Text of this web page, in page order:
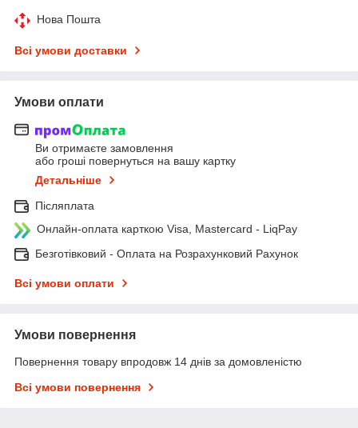
Нова Пошта
Всі умови доставки
Умови оплати
Ви отримаєте замовлення
або гроші повернуться на вашу картку
Детальніше
Післяплата
Онлайн-оплата карткою Visa, Mastercard - LiqPay
Безготівковий - Оплата на Розрахунковий Рахунок
Всі умови оплати
Умови повернення
Повернення товару впродовж 14 днів за домовленістю
Всі умови повернення